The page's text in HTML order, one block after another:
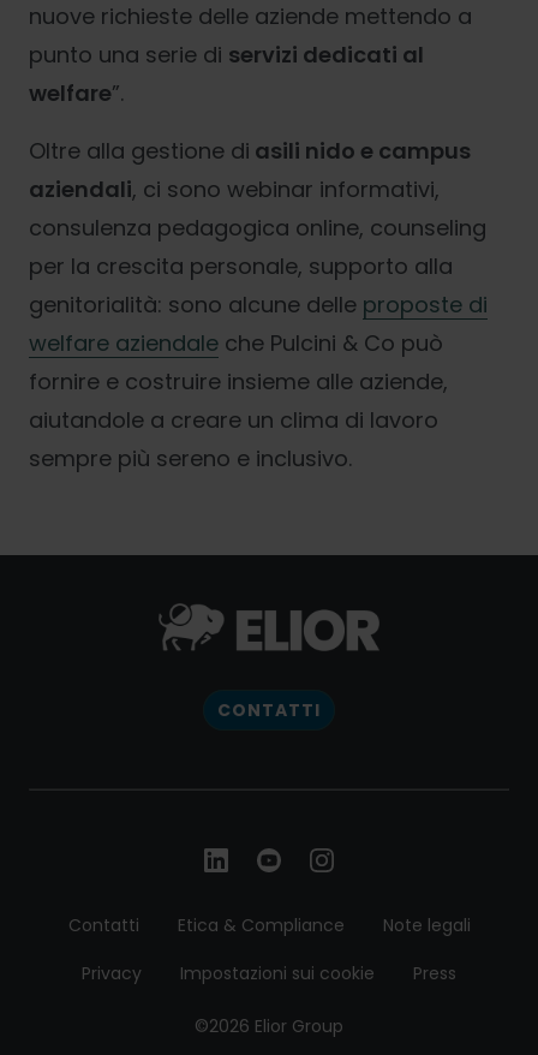
nuove richieste delle aziende mettendo a
punto una serie di servizi dedicati al
welfare”.
Oltre alla gestione di asili nido e campus
aziendali, ci sono webinar informativi,
consulenza pedagogica online, counseling
per la crescita personale, supporto alla
genitorialità: sono alcune delle proposte di
welfare aziendale che Pulcini & Co può
fornire e costruire insieme alle aziende,
aiutandole a creare un clima di lavoro
sempre più sereno e inclusivo.
CONTATTI
Contatti Etica & Compliance
Note legali
Privacy
Impostazioni sui cookie Press
©2026 Elior Group